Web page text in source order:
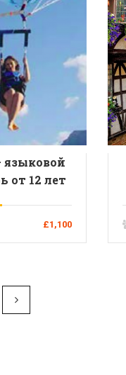
языковой
от 12 лет
£1,100